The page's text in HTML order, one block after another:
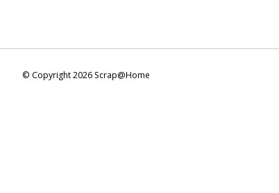
© Copyright 2026 Scrap@Home